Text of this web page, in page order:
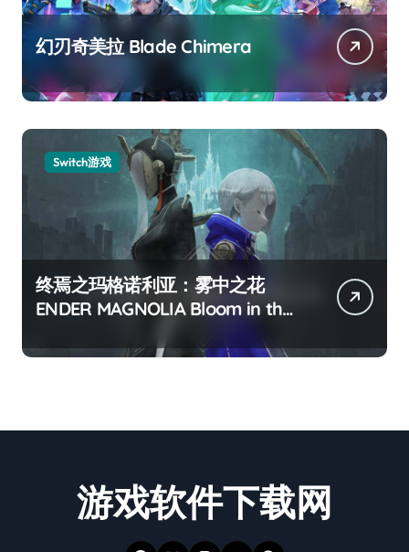
幻刃奇美拉 Blade Chimera
Switch游戏
终焉之玛格诺利亚：雾中之花
ENDER MAGNOLIA Bloom in the
游戏软件下载网